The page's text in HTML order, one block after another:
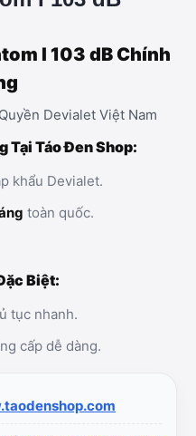
I 103 dB Chính
Devialet Việt Nam
Tại Táo Đen Shop:
khẩu Devialet.
toàn quốc.
Biệt:
tục nhanh.
cấp dễ dàng.